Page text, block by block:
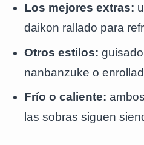
Los mejores extras:
daikon rallado para
Otros estilos:
nanbanzuke o
Frío o caliente:
las sobras siguen